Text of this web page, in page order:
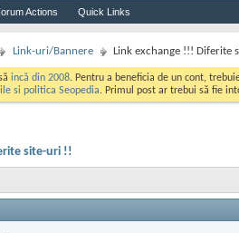
Actions Quick Links
Link-uri/Bannere Link exchange !!! Diferite
incă din 2008. Pentru a beneficia de un cont,
si politica Seopedia. Primul post ar trebui să fie
site-uri !!